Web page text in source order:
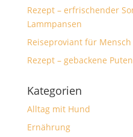
Rezept – erfrischender
Lammpansen
Reiseproviant für
Rezept – gebackene
Kategorien
Alltag mit Hund
Ernährung